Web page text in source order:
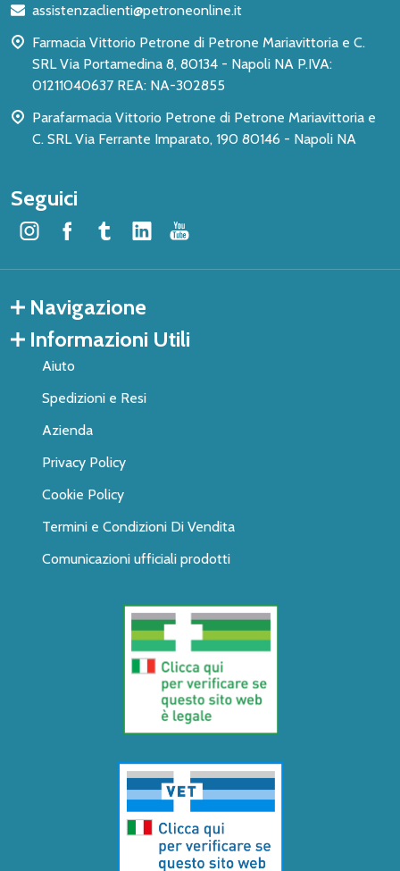
pagina
assistenzaclienti@petroneonline.it
Farmacia Vittorio Petrone di Petrone Mariavittoria e C.
SRL Via Portamedina 8, 80134 - Napoli NA P.IVA:
01211040637 REA: NA-302855
Parafarmacia Vittorio Petrone di Petrone Mariavittoria e
C. SRL Via Ferrante Imparato, 190 80146 - Napoli NA
Seguici
Navigazione
Informazioni Utili
Aiuto
Spedizioni e Resi
Azienda
Privacy Policy
Cookie Policy
Termini e Condizioni Di Vendita
Comunicazioni ufficiali prodotti